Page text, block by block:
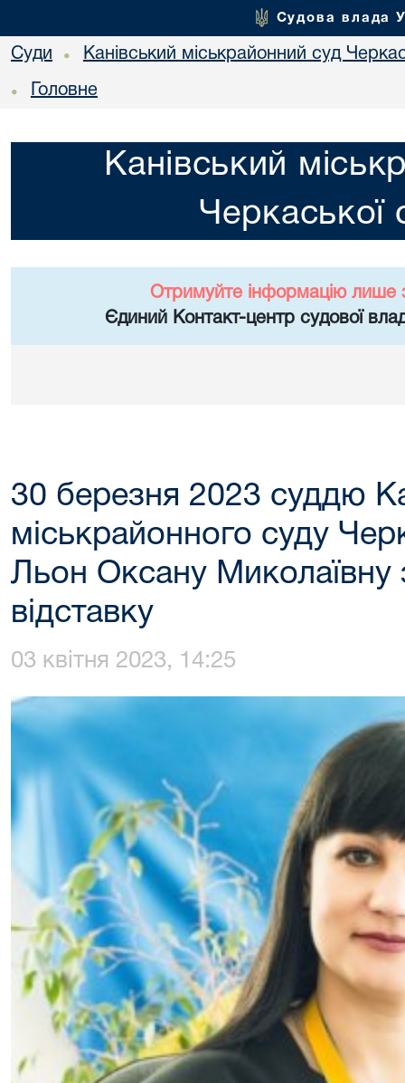
Судова влада
Суди • Канівський міськрайонний суд
• Головне
Канівський
Черкаської
Отримуйте інформацію лише
Єдиний Контакт-центр судової
30 березня 2023 суддю
міськрайонного суду
Льон Оксану Миколаївну
відставку
03 квітня 2023, 14:25